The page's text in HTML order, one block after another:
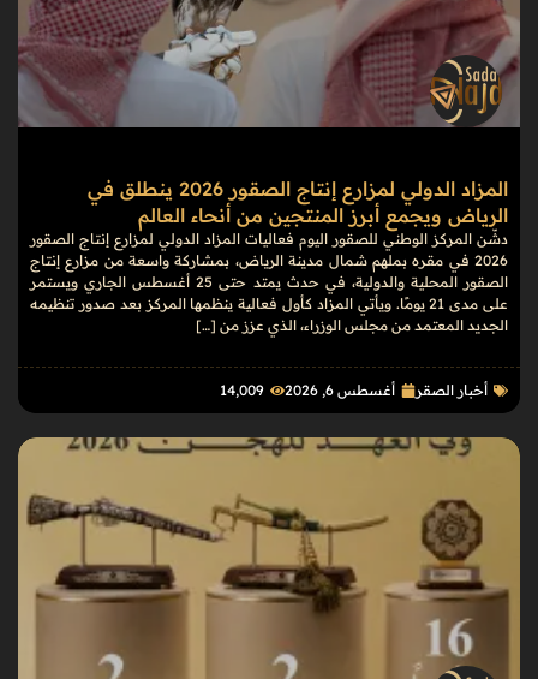
المزاد الدولي لمزارع إنتاج الصقور 2026 ينطلق في
الرياض ويجمع أبرز المنتجين من أنحاء العالم
دشّن المركز الوطني للصقور اليوم فعاليات المزاد الدولي لمزارع إنتاج الصقور
2026 في مقره بملهم شمال مدينة الرياض، بمشاركة واسعة من مزارع إنتاج
الصقور المحلية والدولية، في حدث يمتد حتى 25 أغسطس الجاري ويستمر
على مدى 21 يومًا. ويأتي المزاد كأول فعالية ينظمها المركز بعد صدور تنظيمه
الجديد المعتمد من مجلس الوزراء، الذي عزز من […]
أخبار الصقر أغسطس 6, 2026 14٬009